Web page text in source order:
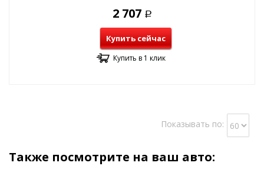
2 707 Р
Купить сейчас
Купить в 1 клик
Показывать по:
Также посмотрите на ваш авто: